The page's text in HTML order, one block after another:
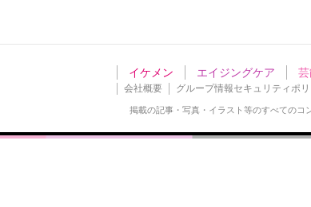
イケメン エイジングケア
会社概要 グループ情報セキュリティポ
掲載の記事・写真・イラスト等のすべてのコ